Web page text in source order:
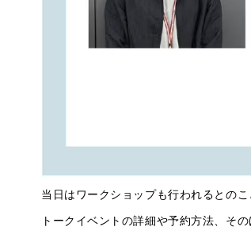
当日はワークショップも行われるとのこ
トークイベントの詳細や予約方法、そ